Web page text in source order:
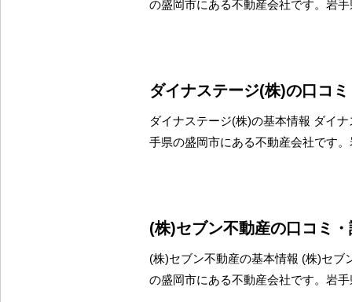
の盛岡市にある不動産会社です。岩
ダイナステージ(株)の口コ
ダイナステージ(株)の基本情報 ダイ
手県の盛岡市にある不動産会社です
(株)セブン不動産の口コミ
(株)セブン不動産の基本情報 (株)セブ
の盛岡市にある不動産会社です。岩